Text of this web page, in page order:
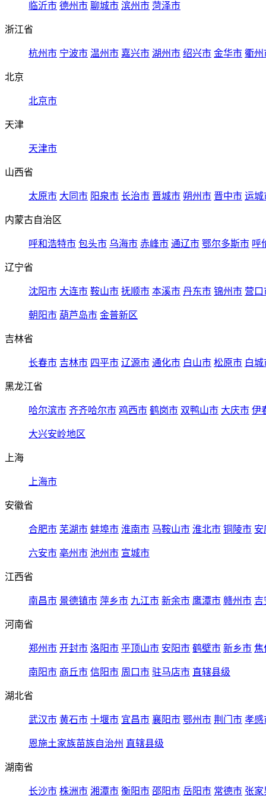
临沂市 德州市 聊城市 滨州市 菏泽市
浙江省
杭州市 宁波市 温州市 嘉兴市 湖州市 绍兴市 金华市 衢州
北京
北京市
天津
天津市
山西省
太原市 大同市 阳泉市 长治市 晋城市 朔州市 晋中市 运城
内蒙古自治区
呼和浩特市 包头市 乌海市 赤峰市 通辽市 鄂尔多斯市 呼
辽宁省
沈阳市 大连市 鞍山市 抚顺市 本溪市 丹东市 锦州市 营口
朝阳市 葫芦岛市 金普新区
吉林省
长春市 吉林市 四平市 辽源市 通化市 白山市 松原市 白城
黑龙江省
哈尔滨市 齐齐哈尔市 鸡西市 鹤岗市 双鸭山市 大庆市 伊
大兴安岭地区
上海
上海市
安徽省
合肥市 芜湖市 蚌埠市 淮南市 马鞍山市 淮北市 铜陵市 安
六安市 亳州市 池州市 宣城市
江西省
南昌市 景德镇市 萍乡市 九江市 新余市 鹰潭市 赣州市 吉
河南省
郑州市 开封市 洛阳市 平顶山市 安阳市 鹤壁市 新乡市 焦
南阳市 商丘市 信阳市 周口市 驻马店市 直辖县级
湖北省
武汉市 黄石市 十堰市 宜昌市 襄阳市 鄂州市 荆门市 孝感
恩施土家族苗族自治州 直辖县级
湖南省
长沙市 株洲市 湘潭市 衡阳市 邵阳市 岳阳市 常德市 张家